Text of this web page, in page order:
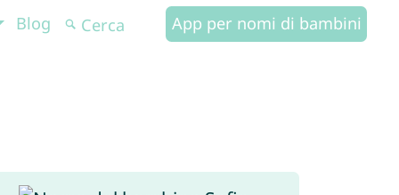
Blog App per nomi di bambini